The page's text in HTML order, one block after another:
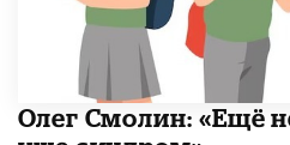
​Олег Смолин: «Ещё